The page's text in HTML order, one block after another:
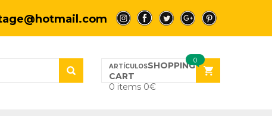
a a a a a
SHOPPING
CART
0 items 0€
0